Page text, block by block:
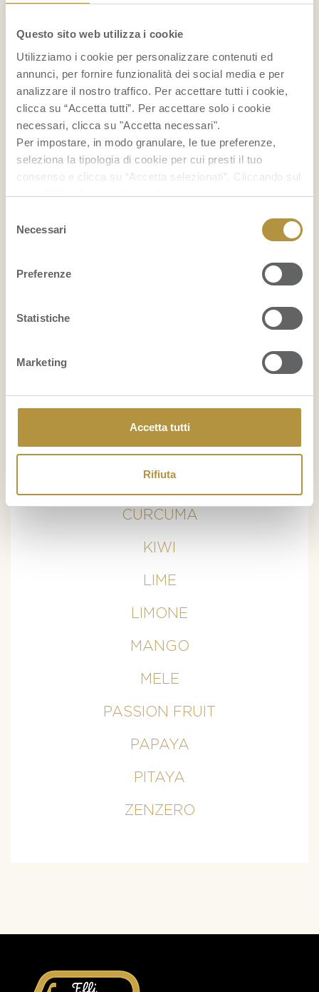
Questo sito web utilizza i cookie
Utilizziamo i cookie per personalizzare contenuti ed
annunci, per fornire funzionalità dei social media e per
analizzare il nostro traffico. Per accettare tutti i cookie,
clicca su “Accetta tutti”. Per accettare solo i cookie
necessari, clicca su "Accetta necessari".
Per impostare, in modo granulare, le tue preferenze,
seleziona la tipologia di cookie per cui presti il tuo
consenso e clicca su “Accetta selezionati”. Cliccando sul
tasto “Rifiuta” chiudi il pannello per continuare senza
Se vuoi saperne di più clicca
per accedere alla
delNecessari
Preferenze
Statistiche
Marketing
Accetta tutti
Rifiuta
nella lotta contro la cellulite
Maschera per capelli con avocado e olio di cocco:
nutrimento e idratazione
...
FRUITPEDIA
Bruschette estive: 12 idee con la frutta
VISUALIZZA PER PRODOTTO
AVOCADO
BANANE
CURCUMA
KIWI
LIME
LIMONE
MANGO
MELE
PASSION FRUIT
PAPAYA
PITAYA
ZENZERO